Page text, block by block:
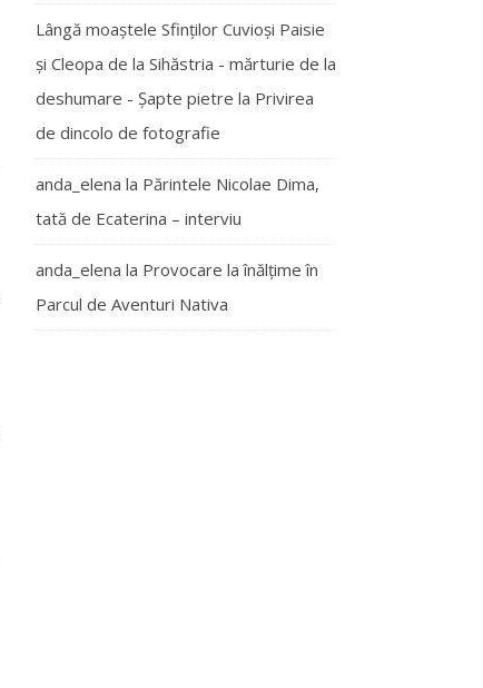
Lângă moaștele Sfinților Cuvioși Paisie
și Cleopa de la Sihăstria - mărturie de la
deshumare - Şapte pietre la Privirea
de dincolo de fotografie
anda_elena la Părintele Nicolae Dima,
tată de Ecaterina – interviu
anda_elena la Provocare la înălțime în
Parcul de Aventuri Nativa